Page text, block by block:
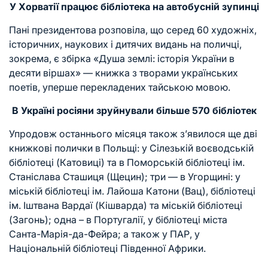
У Хорватії працює бібліотека на автобусній зупинці
Пані президентова розповіла, що серед 60 художніх,
історичних, наукових і дитячих видань на поличці,
зокрема, є збірка «Душа землі: історія України в
десяти віршах» — книжка з творами українських
поетів, уперше перекладених тайською мовою.
В Україні росіяни зруйнували більше 570 бібліотек
Упродовж останнього місяця також з’явилося ще дві
книжкові полички в Польщі: у Сілезькій воєводській
бібліотеці (Катовиці) та в Поморській бібліотеці ім.
Станіслава Сташиця (Щецин); три — в Угорщині: у
міській бібліотеці ім. Лайоша Катони (Вац), бібліотеці
ім. Іштвана Вардаї (Кішварда) та міській бібліотеці
(Загонь); одна – в Португалії, у бібліотеці міста
Санта-Марія-да-Фейра; а також у ПАР, у
Національній бібліотеці Південної Африки.